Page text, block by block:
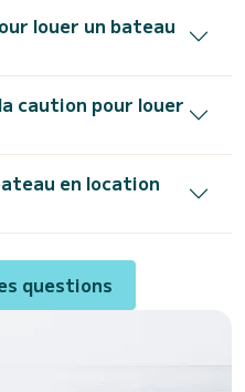
louer un bateau
caution pour louer
en location
questions